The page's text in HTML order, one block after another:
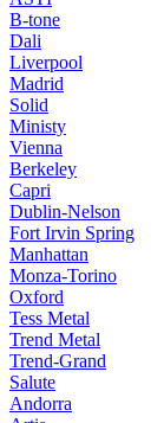
B-tone
Dali
Liverpool
Madrid
Solid
Ministy
Vienna
Berkeley
Capri
Dublin-Nelson
Fort Irvin Spring
Manhattan
Monza-Torino
Oxford
Tess Metal
Trend Metal
Trend-Grand
Salute
Andorra